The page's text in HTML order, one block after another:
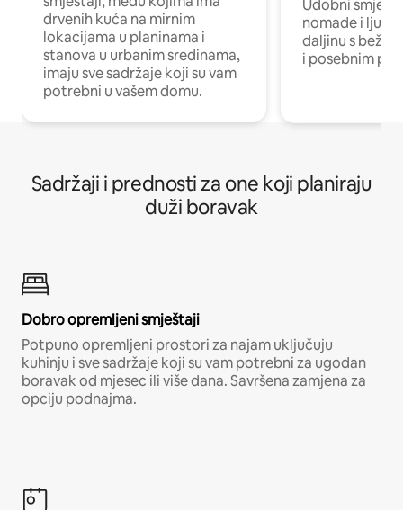
drvenih kuća na mirnim
lokacijama u planinama i
stanova u urbanim sredinama,
imaju sve sadržaje koji su vam
potrebni u vašem domu.
Udobni
nomade i ljude
daljinu s
i posebnim
Sadržaji i prednosti za one koji planiraju
duži boravak
Dobro opremljeni smještaji
Potpuno opremljeni prostori za najam uključuju
kuhinju i sve sadržaje koji su vam potrebni za ugodan
boravak od mjesec ili više dana. Savršena zamjena za
opciju podnajma.